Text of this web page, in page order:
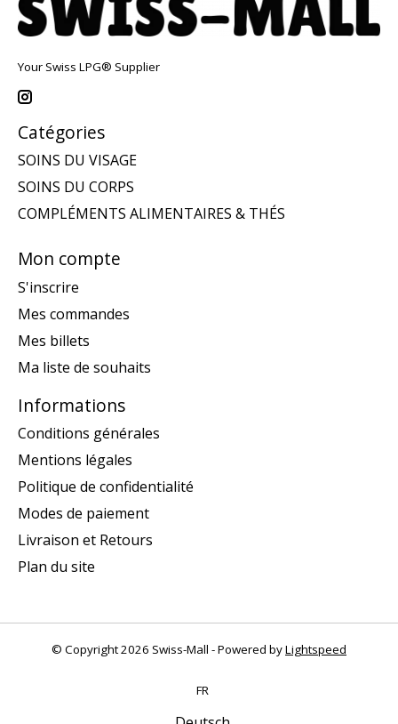
Your Swiss LPG® Supplier
Catégories
SOINS DU VISAGE
SOINS DU CORPS
COMPLÉMENTS ALIMENTAIRES & THÉS
Mon compte
S'inscrire
Mes commandes
Mes billets
Ma liste de souhaits
Informations
Conditions générales
Mentions légales
Politique de confidentialité
Modes de paiement
Livraison et Retours
Plan du site
© Copyright 2026 Swiss-Mall - Powered byLightspeed
FR